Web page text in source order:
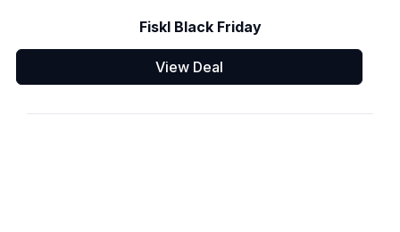
Fiskl Black Friday
View Deal